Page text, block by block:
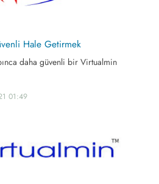
Hale Getirmek
daha güvenli bir Virtualmin
01:49